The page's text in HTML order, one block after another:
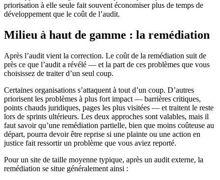
priorisation à elle seule fait souvent économiser plus de temps de
développement que le coût de l’audit.
Milieu à haut de gamme : la remédiation
Après l’audit vient la correction. Le coût de la remédiation suit de
près ce que l’audit a révélé — et la part de ces problèmes que vous
choisissez de traiter d’un seul coup.
Certaines organisations s’attaquent à tout d’un coup. D’autres
priorisent les problèmes à plus fort impact — barrières critiques,
points chauds juridiques, pages les plus visitées — et traitent le reste
lors de sprints ultérieurs. Les deux approches sont valables, mais il
faut savoir qu’une remédiation partielle, bien que moins coûteuse au
départ, pourra devoir être reprise si une plainte ou une action en
justice fait ressortir un problème que vous aviez reporté.
Pour un site de taille moyenne typique, après un audit externe, la
remédiation se situe généralement ainsi :